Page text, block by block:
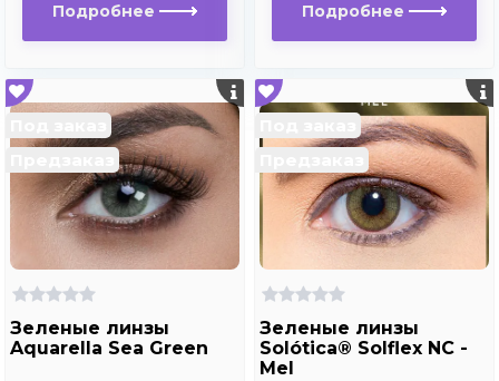
Подробнее Подробнее
Зеленые линзы
Aquarella Sea Green
Зеленые линзы
Solótica® Solflex NC -
Mel